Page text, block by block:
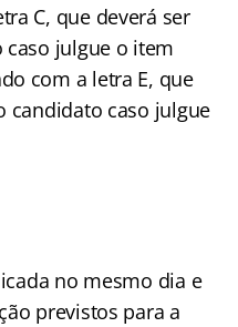
C, que deverá ser
julgue o item
com a letra E, que
candidato caso julgue
no mesmo dia e
previstos para a